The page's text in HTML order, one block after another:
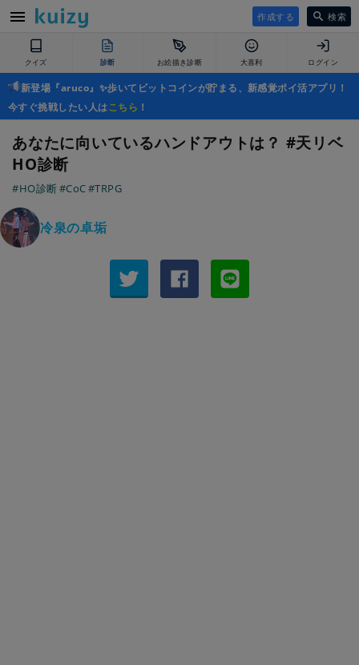
作成する 検索
クイズ 診断 お絵描き診断 大喜利 ログイン
新登場『aruco』✨歩いてビットコインが貯まる、新感覚ポイ活アプリ！
今すぐ挑戦したい人はこちら ！
あなたに向いているハンドアウトは？ #天リベ
HO診断
#HO診断#CoC#TRPG
冷泉の卓垢